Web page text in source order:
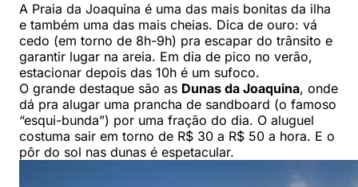
A Praia da Joaquina é uma das mais bonitas da ilha
e também uma das mais cheias. Dica de ouro: vá
cedo (em torno de 8h-9h) pra escapar do trânsito e
garantir lugar na areia. Em dia de pico no verão,
estacionar depois das 10h é um sufoco.
O grande destaque são as Dunas da Joaquina, onde
dá pra alugar uma prancha de sandboard (o famoso
“esqui-bunda”) por uma fração do dia. O aluguel
costuma sair em torno de R$ 30 a R$ 50 a hora. E o
pôr do sol nas dunas é espetacular.